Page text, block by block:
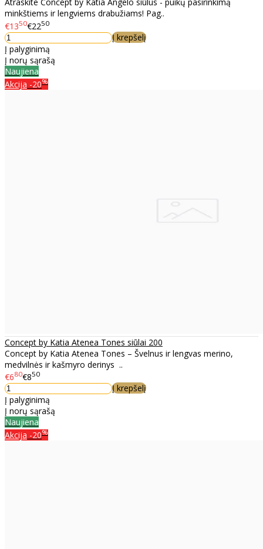
Atraskite Concept by Katia Angelo siūlus - puikų pasirinkimą
minkštiems ir lengviems drabužiams! Pag..
€1350€2250
Į krepšelį
Į palyginimą
Į norų sąrašą
Naujiena
Akcija -20%
Concept by Katia Atenea Tones siūlai 200
Concept by Katia Atenea Tones – Švelnus ir lengvas merino,
medvilnės ir kašmyro derinys ..
€680€850
Į krepšelį
Į palyginimą
Į norų sąrašą
Naujiena
Akcija -20%